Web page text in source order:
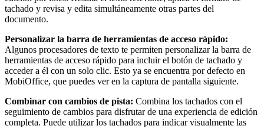
tachado y revisa y edita simultáneamente otras partes del
documento.
Personalizar la barra de herramientas de acceso rápido:
Algunos procesadores de texto te permiten personalizar la barra de
herramientas de acceso rápido para incluir el botón de tachado y
acceder a él con un solo clic. Esto ya se encuentra por defecto en
MobiOffice, que puedes ver en la captura de pantalla siguiente.
Combinar con cambios de pista: Combina los tachados con el
seguimiento de cambios para disfrutar de una experiencia de edición
completa. Puede utilizar los tachados para indicar visualmente las